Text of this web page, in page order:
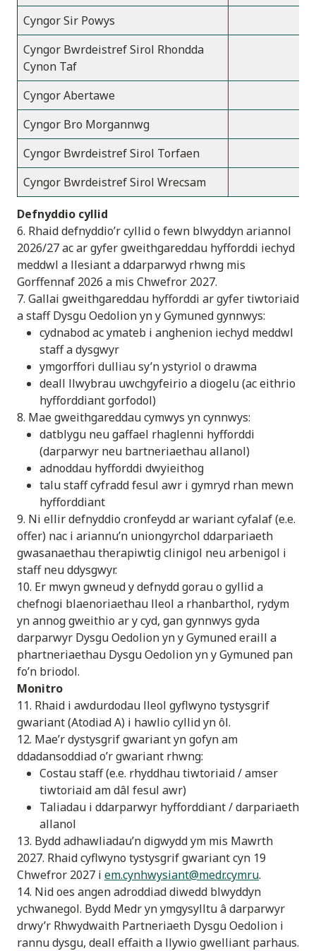
Cyngor Sir Powys
Cyngor Bwrdeistref Sirol Rhondda
Cynon Taf
Cyngor Abertawe
Cyngor Bro Morgannwg
Cyngor Bwrdeistref Sirol Torfaen
Cyngor Bwrdeistref Sirol Wrecsam
Defnyddio cyllid
6. Rhaid defnyddio’r cyllid o fewn blwyddyn ariannol
2026/27 ac ar gyfer gweithgareddau hyfforddi iechyd
meddwl a llesiant a ddarparwyd rhwng mis
Gorffennaf 2026 a mis Chwefror 2027.
7. Gallai gweithgareddau hyfforddi ar gyfer tiwtoriaid
a staff Dysgu Oedolion yn y Gymuned gynnwys:
cydnabod ac ymateb i anghenion iechyd meddwl
staff a dysgwyr
ymgorffori dulliau sy’n ystyriol o drawma
deall llwybrau uwchgyfeirio a diogelu (ac eithrio
hyfforddiant gorfodol)
8. Mae gweithgareddau cymwys yn cynnwys:
datblygu neu gaffael rhaglenni hyfforddi
(darparwyr neu bartneriaethau allanol)
adnoddau hyfforddi dwyieithog
talu staff cyfradd fesul awr i gymryd rhan mewn
hyfforddiant
9. Ni ellir defnyddio cronfeydd ar wariant cyfalaf (e.e.
offer) nac i ariannu’n uniongyrchol ddarpariaeth
gwasanaethau therapiwtig clinigol neu arbenigol i
staff neu ddysgwyr.
10. Er mwyn gwneud y defnydd gorau o gyllid a
chefnogi blaenoriaethau lleol a rhanbarthol, rydym
yn annog gweithio ar y cyd, gan gynnwys gyda
darparwyr Dysgu Oedolion yn y Gymuned eraill a
phartneriaethau Dysgu Oedolion yn y Gymuned pan
fo’n briodol.
Monitro
11. Rhaid i awdurdodau lleol gyflwyno tystysgrif
gwariant (Atodiad A) i hawlio cyllid yn ôl.
12. Mae’r dystysgrif gwariant yn gofyn am
ddadansoddiad o’r gwariant rhwng:
Costau staff (e.e. rhyddhau tiwtoriaid / amser
tiwtoriaid am dâl fesul awr)
Taliadau i ddarparwyr hyfforddiant / darpariaeth
allanol
13. Bydd adhawliadau’n digwydd ym mis Mawrth
2027. Rhaid cyflwyno tystysgrif gwariant cyn 19
Chwefror 2027 i em.cynhwysiant@medr.cymru.
14. Nid oes angen adroddiad diwedd blwyddyn
ychwanegol. Bydd Medr yn ymgysylltu â darparwyr
drwy’r Rhwydwaith Partneriaeth Dysgu Oedolion i
rannu dysgu, deall effaith a llywio gwelliant parhaus.